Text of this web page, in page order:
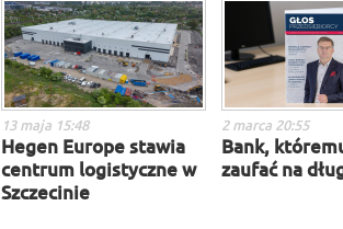
13 maja 15:48
Hegen Europe stawia
centrum logistyczne w
Szczecinie
2 marca 20:55
Bank,
zaufać na